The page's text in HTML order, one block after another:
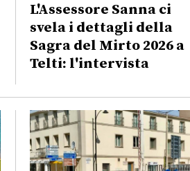
L'Assessore Sanna ci
svela i dettagli della
Sagra del Mirto 2026 a
Telti: l'intervista